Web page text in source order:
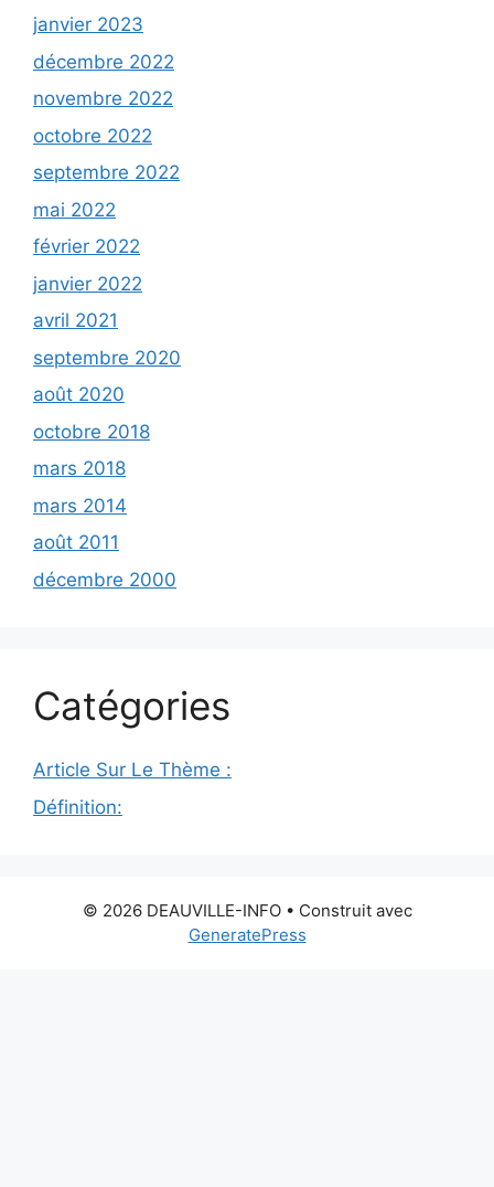
janvier 2023
décembre 2022
novembre 2022
octobre 2022
septembre 2022
mai 2022
février 2022
janvier 2022
avril 2021
septembre 2020
août 2020
octobre 2018
mars 2018
mars 2014
août 2011
décembre 2000
Catégories
Article Sur Le Thème :
Définition:
© 2026 DEAUVILLE-INFO• Construit avec
GeneratePress